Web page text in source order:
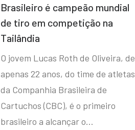
Brasileiro é campeão mundial
de tiro em competição na
Tailândia
O jovem Lucas Roth de Oliveira, de
apenas 22 anos, do time de atletas
da Companhia Brasileira de
Cartuchos (CBC), é o primeiro
brasileiro a alcançar o…